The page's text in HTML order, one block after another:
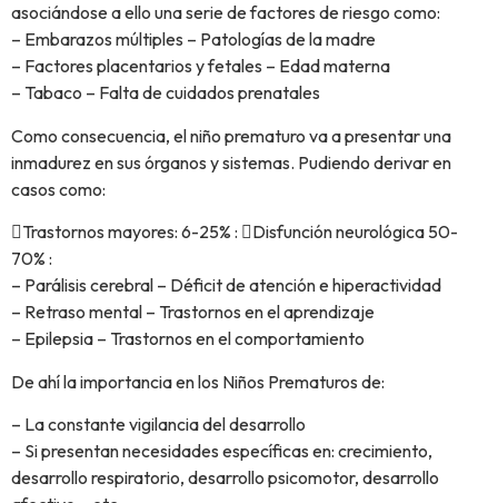
asociándose a ello una serie de factores de riesgo como:
– Embarazos múltiples – Patologías de la madre
– Factores placentarios y fetales – Edad materna
– Tabaco – Falta de cuidados prenatales
Como consecuencia, el niño prematuro va a presentar una
inmadurez en sus órganos y sistemas. Pudiendo derivar en
casos como:
Trastornos mayores: 6-25% : Disfunción neurológica 50-
70% :
– Parálisis cerebral – Déficit de atención e hiperactividad
– Retraso mental – Trastornos en el aprendizaje
– Epilepsia – Trastornos en el comportamiento
De ahí la importancia en los Niños Prematuros de:
– La constante vigilancia del desarrollo
– Si presentan necesidades específicas en: crecimiento,
desarrollo respiratorio, desarrollo psicomotor, desarrollo